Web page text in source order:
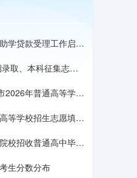
学贷款受理工作启动
取、本科征集志
2026年普通高等学校
等学校招生志愿填报
校招收普通高中毕业
生分数分布